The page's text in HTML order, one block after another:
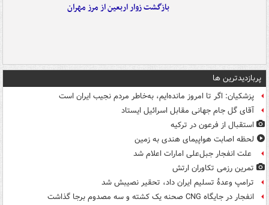
بازگشت زوار اربعین از مرز مهران
پربازدیدترین ها
پزشکیان: اگر تا امروز مانده‌ایم، به‌خاطر مردم نجیب ایران است
آقای گل جام جهانی مقابل اسرائیل ایستاد
استقبال از فرعون در ترکیه
لحظه اصابت هواپیمای هندی به زمین
علت انفجار جبل‌علی امارات اعلام شد
تمرین رزمی تکاوران ارتش
ترامپ وعدۀ تسلیم ایران داد، تحقیر نصیبش شد
انفجار در جایگاه CNG صحنه یک کشته و سه مصدوم برجا گذاشت